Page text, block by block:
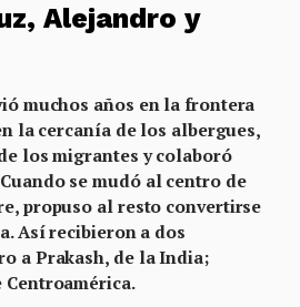
Alejandro y
muchos años en la frontera
la cercanía de los albergues,
los migrantes y colaboró
se mudó al centro de
propuso al resto convertirse
Así recibieron a dos
a Prakash, de la India;
Centroamérica.